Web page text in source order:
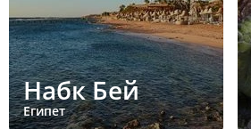
Набк Бей
Египет